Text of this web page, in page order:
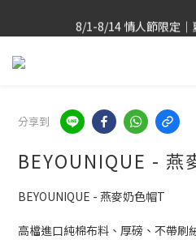
全台滿$2,500 TWD免運｜
全台滿$2,500 TWD免運｜
首購享 85 折｜指定
全台滿$2,500 TWD免運｜
分享到
BEYOUNIQUE - 燕
BEYOUNIQUE - 燕麥奶色帽T
高檔進口純棉布料、厚磅、不帶